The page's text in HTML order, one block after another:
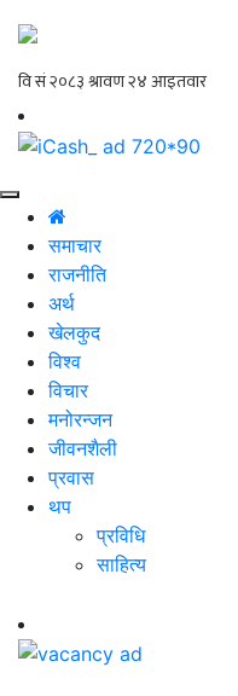
समाचार
राजनीति
अर्थ
खेलकुद
विश्व
विचार
मनोरन्जन
जीवनशैली
प्रवास
थप
प्रविधि
साहित्य